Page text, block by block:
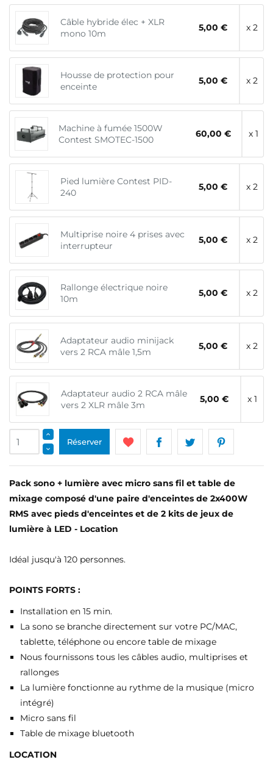
Câble hybride élec + XLR
mono 10m
5,00 € x 2
Housse de protection pour
enceinte
5,00 € x 2
Machine à fumée 1500W
Contest SMOTEC-1500
60,00 € x 1
Pied lumière Contest PID-
240
5,00 € x 2
Multiprise noire 4 prises avec
interrupteur
5,00 € x 2
Rallonge électrique noire
10m
5,00 € x 2
Adaptateur audio minijack
vers 2 RCA mâle 1,5m
5,00 € x 2
Adaptateur audio 2 RCA mâle
vers 2 XLR mâle 3m
5,00 € x 1
Réserver
Pack sono + lumière avec micro sans fil et table de
mixage composé d'une paire d'enceintes de 2x400W
RMS avec pieds d'enceintes et de 2 kits de jeux de
lumière à LED - Location
Idéal jusqu'à 120 personnes.
POINTS FORTS :
Installation en 15 min.
La sono se branche directement sur votre PC/MAC,
tablette, téléphone ou encore table de mixage
Nous fournissons tous les câbles audio, multiprises et
rallonges
La lumière fonctionne au rythme de la musique (micro
intégré)
Micro sans fil
Table de mixage bluetooth
LOCATION